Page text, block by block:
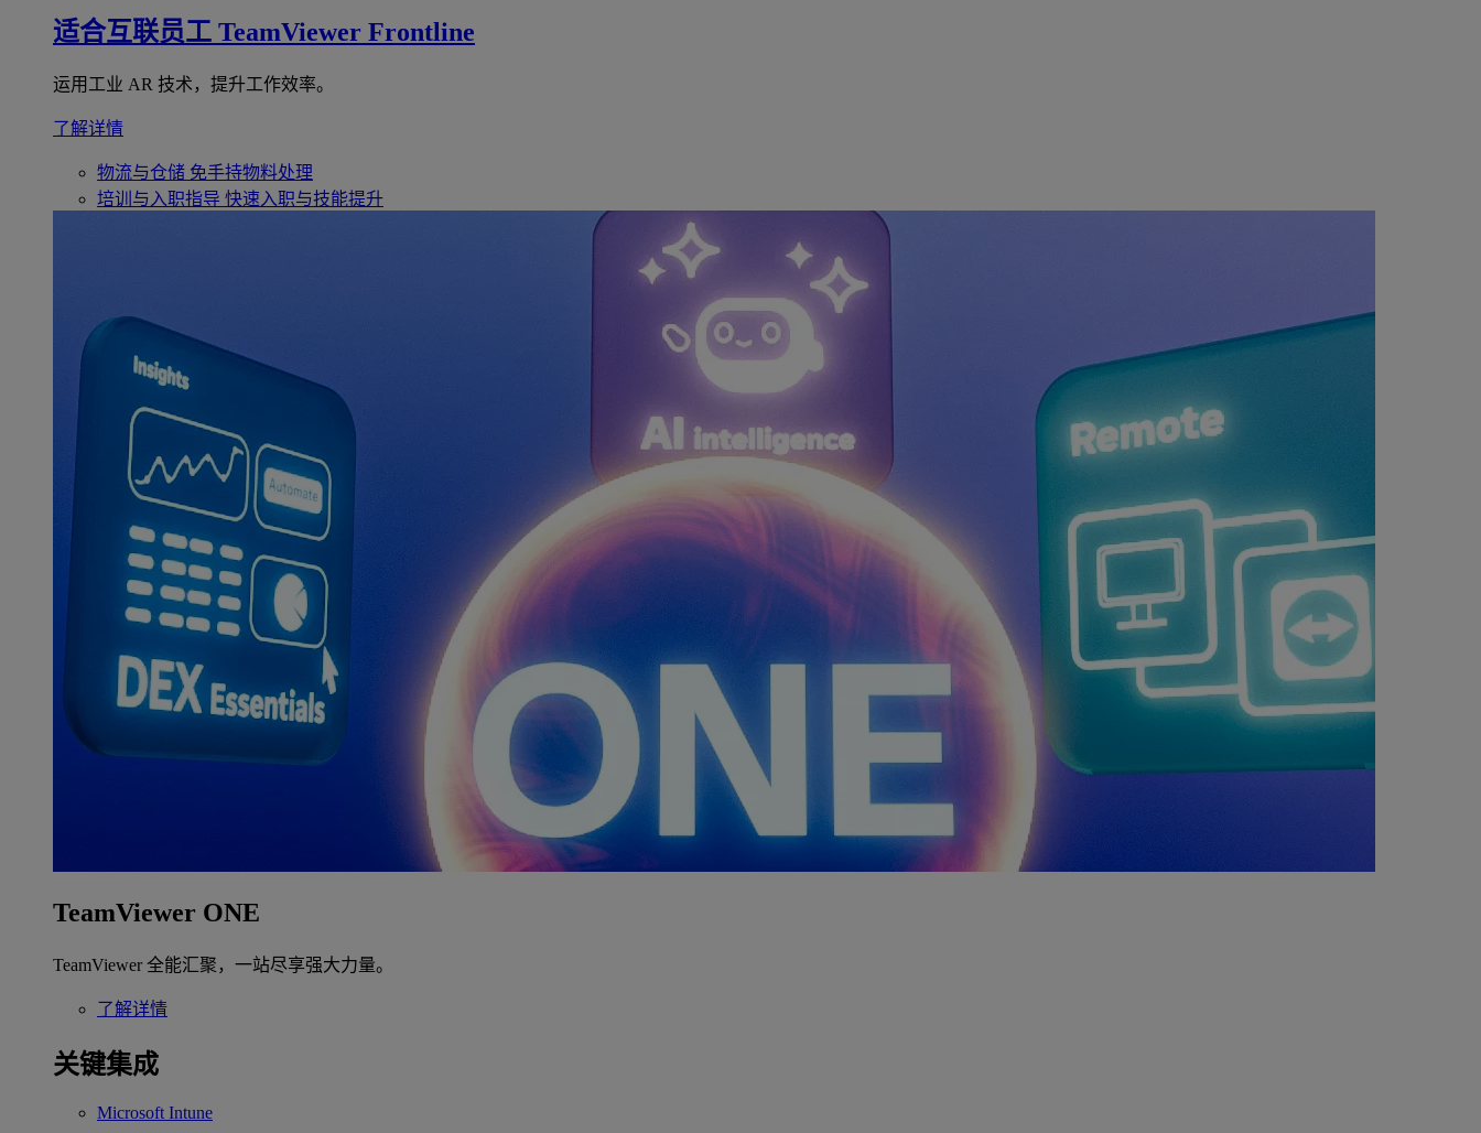
适合互联员工 TeamViewer Frontline
运用工业 AR 技术，提升工作效率。
了解详情
物流与仓储 免手持物料处理
培训与入职指导 快速入职与技能提升
TeamViewer ONE
TeamViewer 全能汇聚，一站尽享强大力量。
了解详情
关键集成
Microsoft Intune